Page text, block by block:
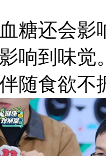
还会影
响到味
随食欲不